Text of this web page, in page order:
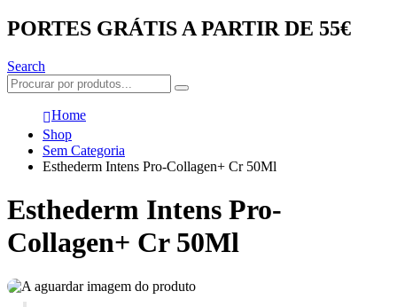
PORTES GRÁTIS A PARTIR DE 55€
Search
Home
Shop
Sem Categoria
Esthederm Intens Pro-Collagen+ Cr 50Ml
Esthederm Intens Pro-
Collagen+ Cr 50Ml